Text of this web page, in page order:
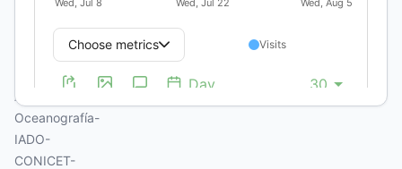
Nacional del
Sur, Bahía
Argentino de
Oceanografía-
IADO-
CONICET-